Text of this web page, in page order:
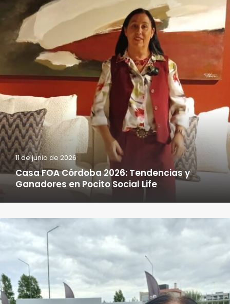
11 de junio de 2026
Casa FOA Córdoba 2026: Tendencias y
Ganadores en Pocito Social Life